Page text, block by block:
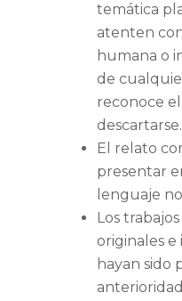
temática
atenten
humana o
de
reconoce
descartarse.
El relato
presentar
lenguaje
Los
originales
hayan sido